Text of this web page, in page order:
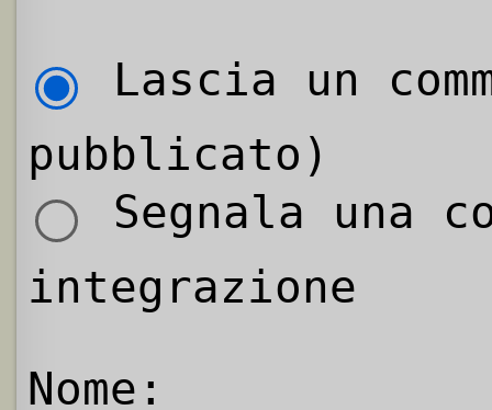
Lascia un
pubblicato)
Segnala una
integrazione
Nome: